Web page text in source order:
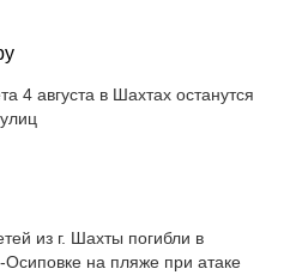
4 августа в Шахтах останутся
из г. Шахты погибли в
Осиповке на пляже при атаке